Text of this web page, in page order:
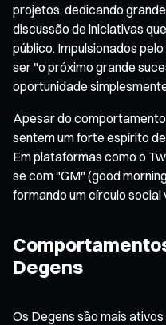
projetos, dedicando
discussão de iniciativas
público. Impulsionados
ser "o próximo grande
oportunidade
Apesar do
sentem um forte espírito
Em plataformas como o
se com "GM" (good
formando um círculo social
Degens
Os Degens são mais